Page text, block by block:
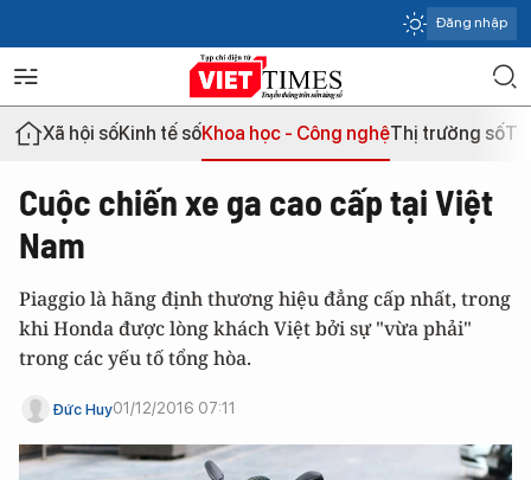
Đăng nhập
Xã hội sốKinh tế sốKhoa học - Công nghệThị trường số
Cuộc chiến xe ga cao cấp tại Việt
Nam
Piaggio là hãng định thương hiệu đẳng cấp nhất, trong
khi Honda được lòng khách Việt bởi sự "vừa phải"
trong các yếu tố tổng hòa.
Đức Huy01/12/2016 07:11